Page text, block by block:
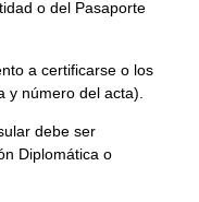
o del Pasaporte
a certificarse o los
y número del acta).
debe ser
Diplomática o